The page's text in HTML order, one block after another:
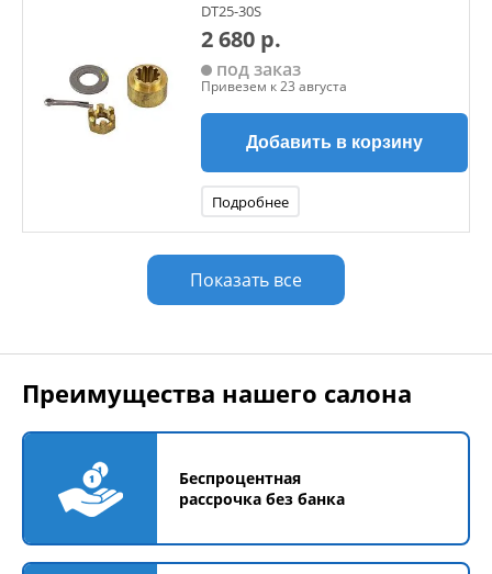
DT25-30S
2 680 р.
под заказ
Привезем к 23 августа
Добавить в корзину
Подробнее
Показать все
Преимущества нашего салона
Беспроцентная
рассрочка без банка